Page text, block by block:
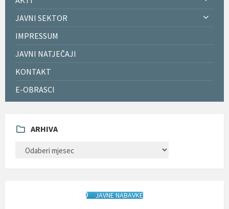
JAVNI SEKTOR
IMPRESSUM
JAVNI NATJEČAJI
KONTAKT
E-OBRASCI
ARHIVA
JAVNE NABAVKE